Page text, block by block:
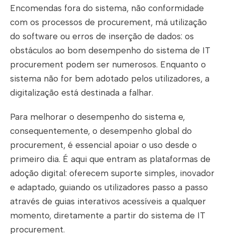
Encomendas fora do sistema, não conformidade
com os processos de procurement, má utilização
do software ou erros de inserção de dados: os
obstáculos ao bom desempenho do sistema de IT
procurement podem ser numerosos. Enquanto o
sistema não for bem adotado pelos utilizadores, a
digitalização está destinada a falhar.
Para melhorar o desempenho do sistema e,
consequentemente, o desempenho global do
procurement, é essencial apoiar o uso desde o
primeiro dia. É aqui que entram as plataformas de
adoção digital: oferecem suporte simples, inovador
e adaptado, guiando os utilizadores passo a passo
através de guias interativos acessíveis a qualquer
momento, diretamente a partir do sistema de IT
procurement.